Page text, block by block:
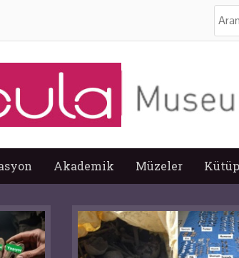
Akademik Müzeler